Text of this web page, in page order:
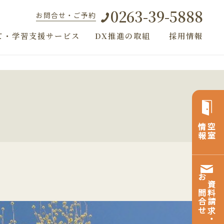
お問合せ・ご予約 0263-39-5888
・学習支援サービス DX推進の取組 採用情報
空室
情報
資料請求・
お問合せ